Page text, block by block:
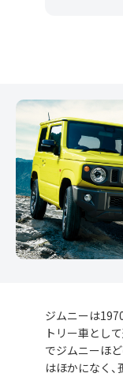
ジムニーは
トリー車とし
でジムニーほ
はほかになく、